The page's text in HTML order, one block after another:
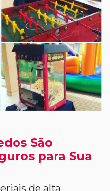
São
para Sua
de alta